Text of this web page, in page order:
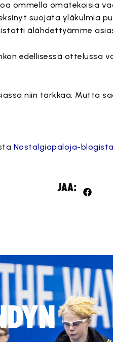
ommella omatekoisia
suojata yläkulmia
älähdettyämme
edellisessä ottelussa
niin tarkkaa. Mutta
Nostalgiapaloja-blogista
JAA: